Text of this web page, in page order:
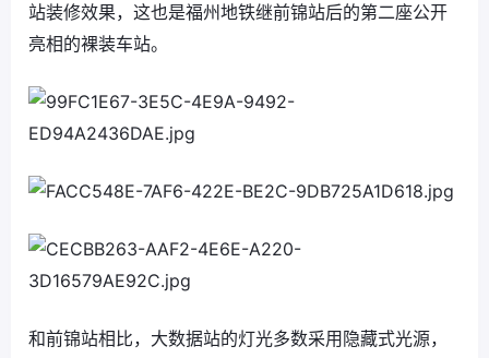
站装修效果，这也是福州地铁继前锦站后的第二座公开
亮相的裸装车站。
和前锦站相比，大数据站的灯光多数采用隐藏式光源，